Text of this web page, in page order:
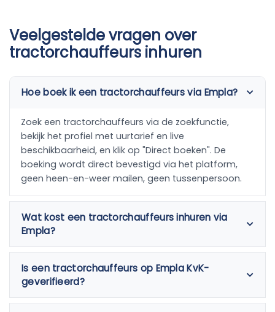
Veelgestelde vragen over
tractorchauffeurs inhuren
Hoe boek ik een tractorchauffeurs via Empla?
Zoek een tractorchauffeurs via de zoekfunctie,
bekijk het profiel met uurtarief en live
beschikbaarheid, en klik op "Direct boeken". De
boeking wordt direct bevestigd via het platform,
geen heen-en-weer mailen, geen tussenpersoon.
Wat kost een tractorchauffeurs inhuren via
Empla?
Is een tractorchauffeurs op Empla KvK-
geverifieerd?